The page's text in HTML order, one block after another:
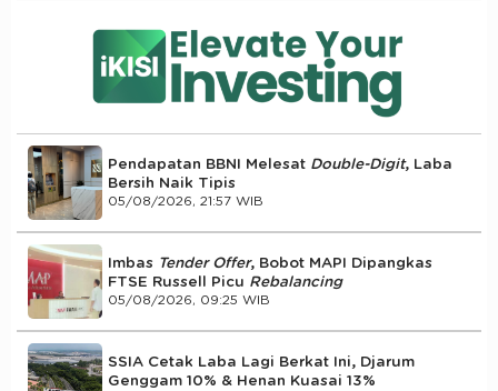
Pendapatan BBNI Melesat Double-Digit, Laba
Bersih Naik Tipis
05/08/2026, 21:57 WIB
Imbas Tender Offer, Bobot MAPI Dipangkas
FTSE Russell Picu Rebalancing
05/08/2026, 09:25 WIB
SSIA Cetak Laba Lagi Berkat Ini, Djarum
Genggam 10% & Henan Kuasai 13%